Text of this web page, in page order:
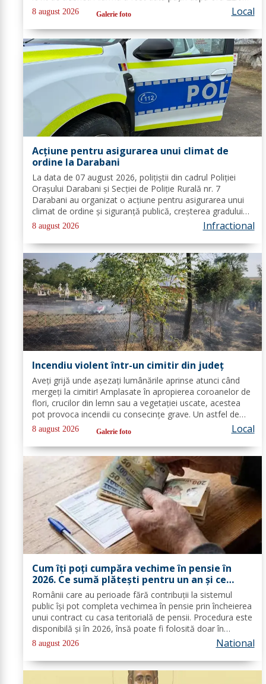
La caz s-au deplasat, în cel mai scurt timp, pompierii din
cadrul...
8 august 2026 Galerie foto Local
Acțiune pentru asigurarea unui climat de
ordine la Darabani
La data de 07 august 2026, polițiștii din cadrul Poliției
Orașului Darabani și Secției de Poliție Rurală nr. 7
Darabani au organizat o acțiune pentru asigurarea unui
climat de ordine și siguranță publică, creșterea gradului
de siguranță rutieră și combaterea faptelor antisociale, în
localitatea...
8 august 2026 Infractional
Incendiu violent într-un cimitir din județ
Aveți grijă unde așezați lumânările aprinse atunci când
mergeți la cimitir! Amplasate în apropierea coroanelor de
flori, crucilor din lemn sau a vegetației uscate, acestea
pot provoca incendii cu consecințe grave. Un astfel de
eveniment s-a produs ieri, în cimitirul din localitatea
Ichimeni, comuna...
8 august 2026 Galerie foto Local
Cum îți poți cumpăra vechime în pensie în
2026. Ce sumă plătești pentru un an și ce
documente trebuie depuse
Românii care au perioade fără contribuții la sistemul
public își pot completa vechimea în pensie prin încheierea
unui contract cu casa teritorială de pensii. Procedura este
disponibilă și în 2026, însă poate fi folosită doar în
condițiile prevăzute de lege. Costul depinde de salariul
minim brut...
8 august 2026 National